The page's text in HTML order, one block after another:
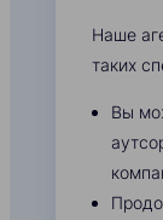
Наше
таких
Вы